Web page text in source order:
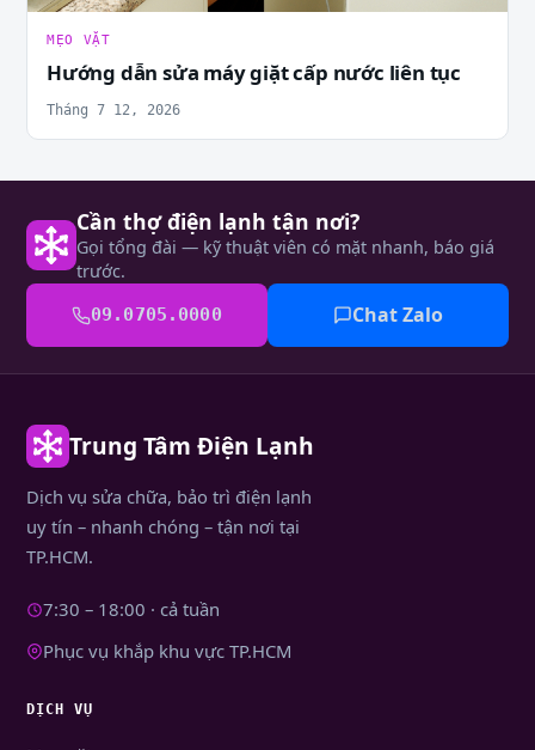
MẸO VẶT
Hướng dẫn sửa máy giặt cấp nước liên tục
Tháng 7 12, 2026
Cần thợ điện lạnh tận nơi?
Gọi tổng đài — kỹ thuật viên có mặt nhanh, báo giá
trước.
09.0705.0000 Chat Zalo
Trung Tâm Điện Lạnh
Dịch vụ sửa chữa, bảo trì điện lạnh
uy tín – nhanh chóng – tận nơi tại
TP.HCM.
7:30 – 18:00 · cả tuần
Phục vụ khắp khu vực TP.HCM
DỊCH VỤ